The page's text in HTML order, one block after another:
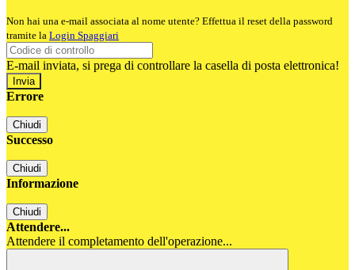
Non hai una e-mail associata al nome utente? Effettua il reset della password
tramite la Login Spaggiari
E-mail inviata, si prega di controllare la casella di posta elettronica!
Errore
Chiudi
Successo
Chiudi
Informazione
Chiudi
Attendere...
Attendere il completamento dell'operazione...